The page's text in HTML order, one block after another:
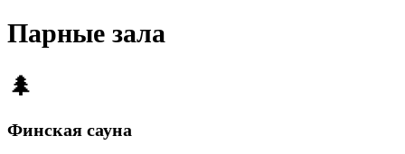
Парные зала
🌲
Финская сауна